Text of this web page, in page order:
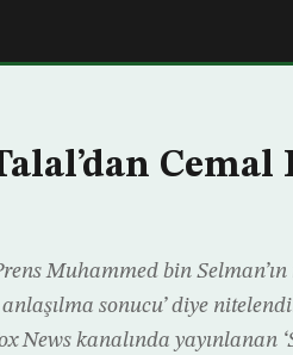
Cemal
Muhammed bin
sonucu’ diye
News kanalında yayınlanan